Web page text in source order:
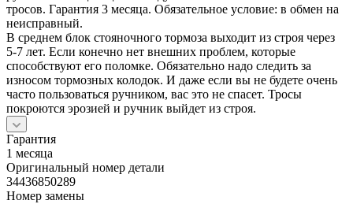
тросов. Гарантия 3 месяца. Обязательное условие: в обмен на
неисправный.
В среднем блок стояночного тормоза выходит из строя через
5-7 лет. Если конечно нет внешних проблем, которые
способствуют его поломке. Обязательно надо следить за
износом тормозных колодок. И даже если вы не будете очень
часто пользоваться ручником, вас это не спасет. Тросы
покроются эрозией и ручник выйдет из строя.
Гарантия
1 месяца
Оригинальный номер детали
34436850289
Номер замены